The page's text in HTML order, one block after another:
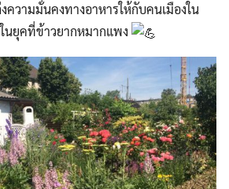
ความมั่นคงทางอาหารให้กับคนเมืองใน
นยุคที่ข้าวยากหมากแพง